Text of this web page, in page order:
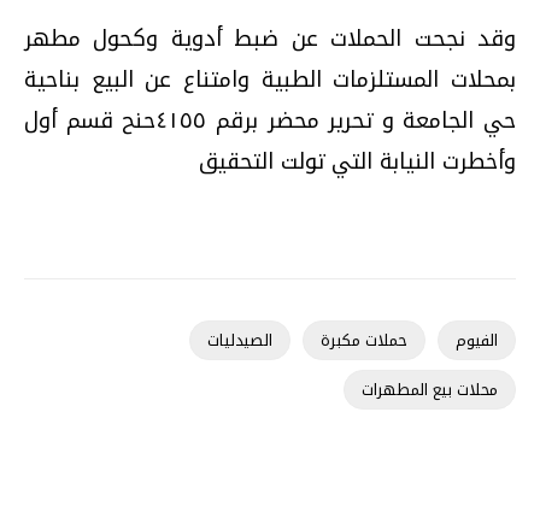
وقد نجحت الحملات عن ضبط أدوية وكحول مطهر
بمحلات المستلزمات الطبية وامتناع عن البيع بناحية
حي الجامعة و تحرير محضر برقم ٤١٥٥حنح قسم أول
وأخطرت النيابة التي تولت التحقيق
الفيوم حملات مكبرة
الصيدليات
محلات بيع المطهرات